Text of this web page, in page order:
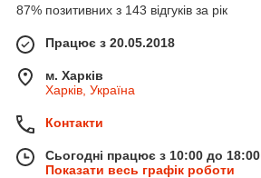
87% позитивних з 143 відгуків за рік
Працює з 20.05.2018
м. Харків
Харків, Україна
Контакти
Сьогодні працює з 10:00 до 18:00
Показати весь графік роботи